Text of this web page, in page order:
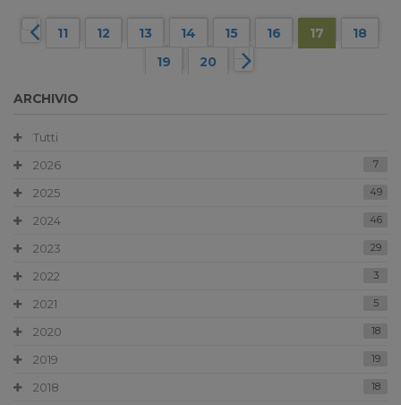
11 12 13 14 15 16 17
18
19
20
ARCHIVIO
Tutti
2026
7
2025 49
2024 46
2023 29
2022 3
2021 5
2020 18
2019 19
2018 18